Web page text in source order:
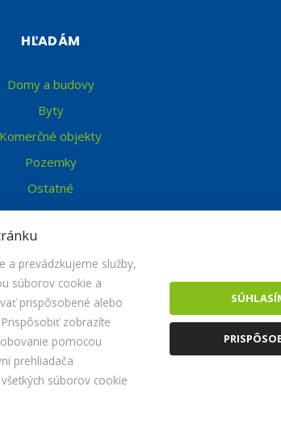
HĽADÁM
Domy a budovy
Byty
Komerčné objekty
Pozemky
Ostatné
-
51, Tel.: , E-mail: hrfreality@hrfreality.sk
Nastavenie cookies
a prevádzkujeme služby,
súborov cookie a
prispôsobené alebo
zobrazíte
pomocou
prehliadača
súborov cookie